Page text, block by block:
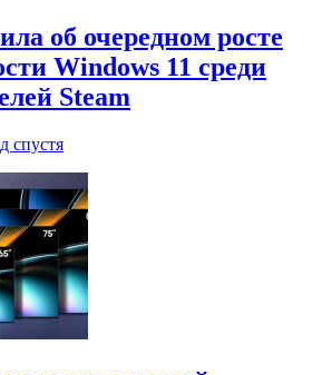
об очередном росте
Windows 11 среди
Steam
спустя